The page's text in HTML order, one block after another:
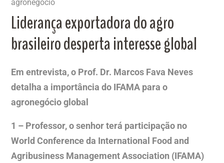
agronegócio
Liderança exportadora do agro
brasileiro desperta interesse global
Em entrevista, o Prof. Dr. Marcos Fava Neves
detalha a importância do IFAMA para o
agronegócio global
1 – Professor, o senhor terá participação no
World Conference da International Food and
Agribusiness Management Association (IFAMA)